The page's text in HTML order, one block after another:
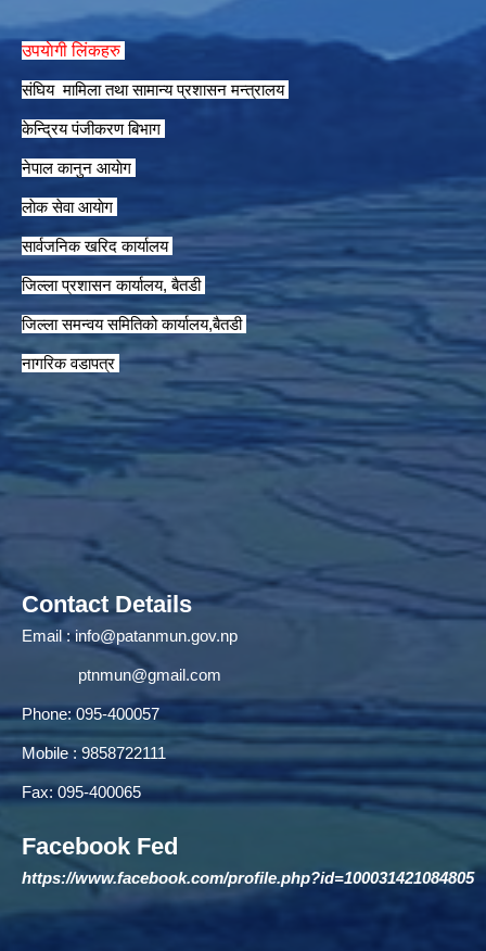
उपयाेगी लिंकहरु
संघिय मामिला तथा सामान्य प्रशासन मन्त्रालय
केन्द्रिय पंजीकरण बिभाग
नेपाल कानुन आयाेग
लाेक सेवा आयाेग
सार्वजनिक खरिद कार्यालय
जिल्ला प्रशासन कार्यालय, बैतडी
जिल्ला समन्वय समितिको कार्यालय,बैतडी
नागरिक वडापत्र
Contact Details
Email :info@patanmun.gov.np
ptnmun@gmail.com
Phone: 095-400057
Mobile : 9858722111
Fax: 095-400065
Facebook Fed
https://www.facebook.com/profile.php?id=100031421084805